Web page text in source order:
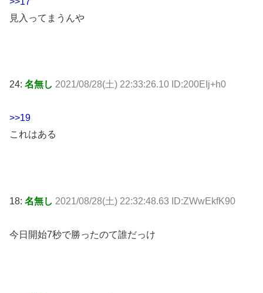
見入ってまうんや
24: 名無し 2021/08/28(土) 22:33:26.10 ID:200EIj+h0
>>19
これはある
18: 名無し 2021/08/28(土) 22:32:48.63 ID:ZWwEkfK90
今日開始7秒で勝ったのて誰だっけ